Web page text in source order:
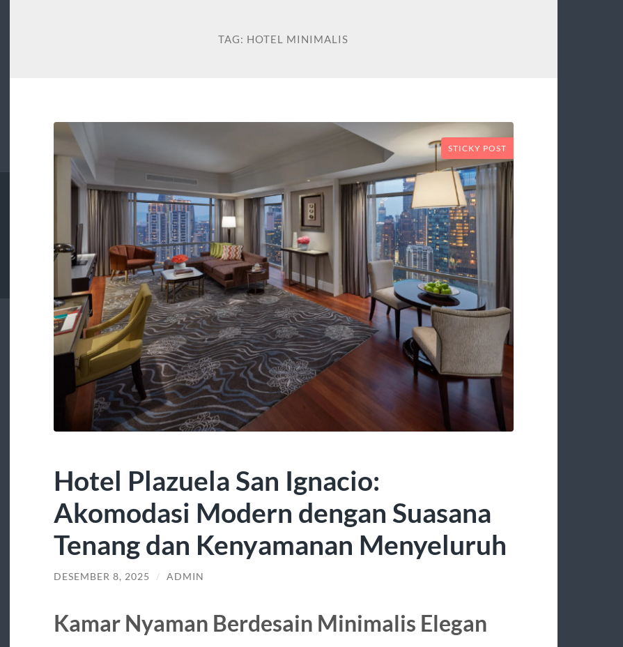
TAG: HOTEL MINIMALIS
STICKY POST
Hotel Plazuela San Ignacio:
Akomodasi Modern dengan Suasana
Tenang dan Kenyamanan Menyeluruh
DESEMBER 8, 2025 / ADMIN
Kamar Nyaman Berdesain Minimalis Elegan